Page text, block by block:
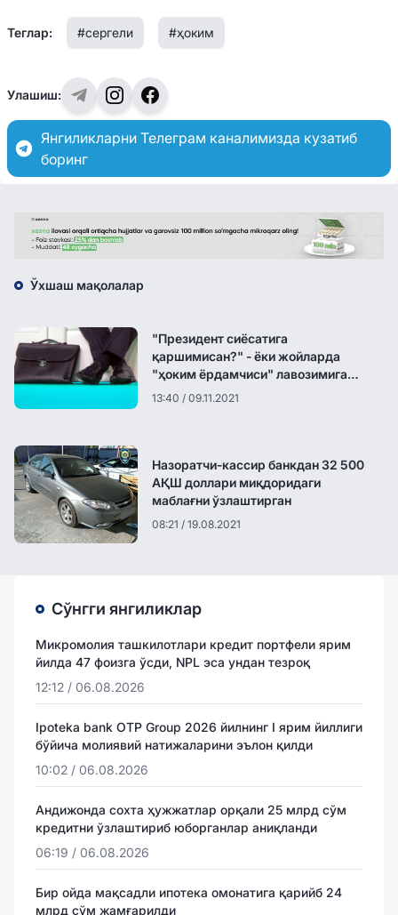
Теглар: #сергели #ҳоким
Улашиш:
Янгиликларни Телеграм каналимизда кузатиб
боринг
Ўхшаш мақолалар
"Президент сиёсатига
қаршимисан?" - ёки жойларда
"ҳоким ёрдамчиси" лавозимига
мажбурлаб ўтказишлар ҳақида
13:40 / 09.11.2021
Назоратчи-кассир банкдан 32 500
АҚШ доллари миқдоридаги
маблағни ўзлаштирган
08:21 / 19.08.2021
Сўнгги янгиликлар
Микромолия ташкилотлари кредит портфели ярим
йилда 47 фоизга ўсди, NPL эса ундан тезроқ
12:12 / 06.08.2026
Ipoteka bank OTP Group 2026 йилнинг I ярим йиллиги
бўйича молиявий натижаларини эълон қилди
10:02 / 06.08.2026
Андижонда сохта ҳужжатлар орқали 25 млрд сўм
кредитни ўзлаштириб юборганлар аниқланди
06:19 / 06.08.2026
Бир ойда мақсадли ипотека омонатига қарийб 24
млрд сўм жамғарилди